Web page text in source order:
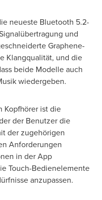
neueste Bluetooth 5.2-
und
Graphene-
Klangqualität, und die
beide Modelle auch
wiedergeben.
Kopfhörer ist die
der Benutzer die
der zugehörigen
Anforderungen
in der App
Touch-Bedienelemente
anzupassen.